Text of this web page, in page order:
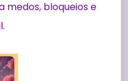
medos, bloqueios e